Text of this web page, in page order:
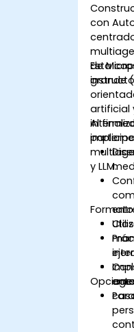
con
de
grande
Esta
artificial
y LLM.
Al